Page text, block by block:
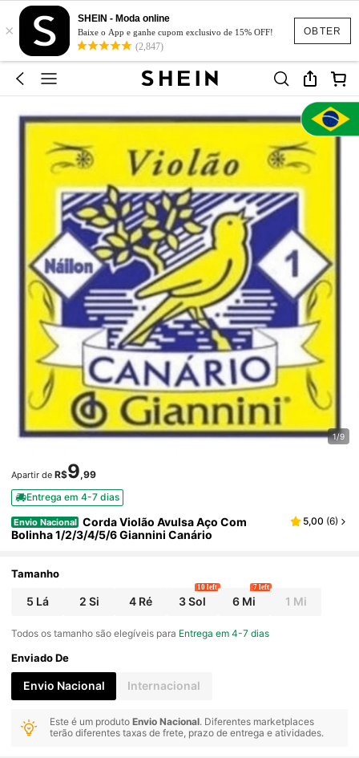
OBTER
×
SHEIN - Moda online
Baixe o App e ganhe cupom exclusivo de 15% OFF!
(2,847)
1/9
Apartir de R$9,99
Entrega em 4-7 dias
Envio Nacional Corda Violão Avulsa Aço Com
Bolinha 1/2/3/4/5/6 Giannini Canário
5,00 (6)
Tamanho
5 Lá 2 Si 4 Ré 3 Sol
10 left
6 Mi
7 left
1 Mi
Todos os tamanho são elegíveis para Entrega em 4-7 dias
Enviado De
Envio Nacional Internacional
Este é um produtoEnvio Nacional. Diferentes marketplaces
terão diferentes taxas de frete, prazo de entrega e atividades.